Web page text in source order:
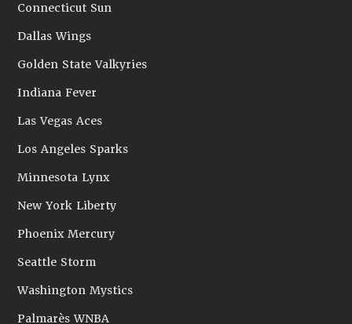
Connecticut Sun
Dallas Wings
Golden State Valkyries
Indiana Fever
Las Vegas Aces
Los Angeles Sparks
Minnesota Lynx
New York Liberty
Phoenix Mercury
Seattle Storm
Washington Mystics
Palmarès WNBA